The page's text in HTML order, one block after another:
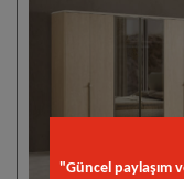
"Güncel paylaşım